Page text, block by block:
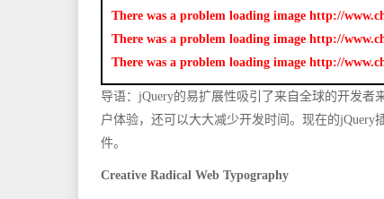
There was a problem loading image http://
There was a problem loading image http://
There was a problem loading image http://
导语：jQuery的易扩展性吸引了来自全球的开发者
户体验，还可以大大减少开发时间。现在的
件。
Creative Radical Web Typography